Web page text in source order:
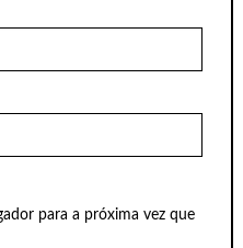
para a próxima vez que